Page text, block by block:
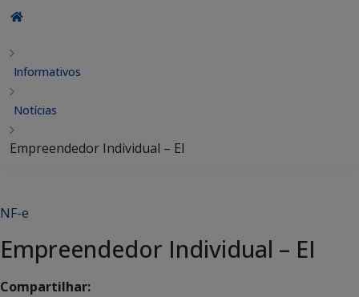
Informativos
Notícias
Empreendedor Individual – EI
NF-e
Empreendedor Individual – EI
Compartilhar: